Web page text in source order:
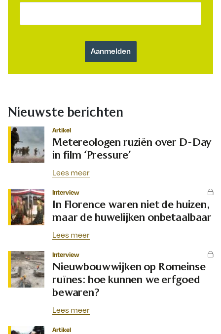
Nieuwste berichten
Artikel
Metereologen ruziën over D-Day
in film ‘Pressure’
Lees meer
Interview
In Florence waren niet de huizen,
maar de huwelijken onbetaalbaar
Lees meer
Interview
Nieuwbouwwijken op Romeinse
ruïnes: hoe kunnen we erfgoed
bewaren?
Lees meer
Artikel